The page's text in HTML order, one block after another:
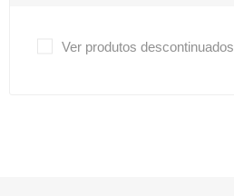
Ver produtos descontinuados